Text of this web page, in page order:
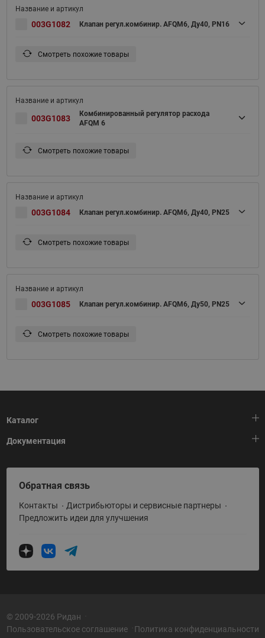
003G1082 Клапан регул.комбинир. AFQM6, Ду40, PN16
Смотреть похожие товары
003G1083
Комбинированный регулятор расхода
AFQM 6
Смотреть похожие товары
003G1084 Клапан регул.комбинир. AFQM6, Ду40, PN25
Смотреть похожие товары
003G1085 Клапан регул.комбинир. AFQM6, Ду50, PN25
Смотреть похожие товары
Каталог
Тепловая автоматика
Холодильная техника
Приводная техника
Промышленная автоматика
Теплообменное оборудование
Насосное оборудование
Документация
HeatPlatform (Тепловая платформа)
Полезные программы и инструменты
Условия поставки
Обратная связь
Контакты
Дистрибьюторы и сервисные партнеры
Предложить идеи для улучшения
© 2009-2026 Ридан
Пользовательское соглашение
Политика конфиденциальности